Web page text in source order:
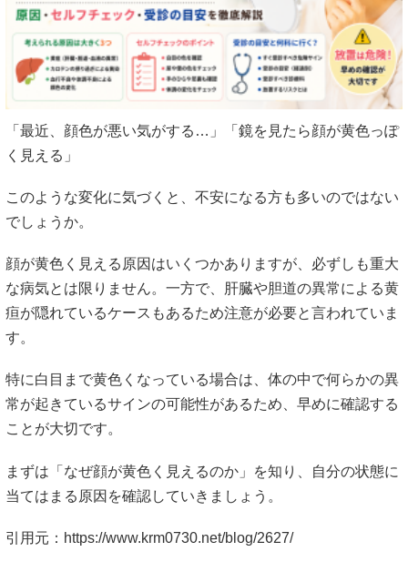
「最近、顔色が悪い気がする…」「鏡を見たら顔が黄色っぽ
く見える」
このような変化に気づくと、不安になる方も多いのではない
でしょうか。
顔が黄色く見える原因はいくつかありますが、必ずしも重大
な病気とは限りません。一方で、肝臓や胆道の異常による黄
疸が隠れているケースもあるため注意が必要と言われていま
す。
特に白目まで黄色くなっている場合は、体の中で何らかの異
常が起きているサインの可能性があるため、早めに確認する
ことが大切です。
まずは「なぜ顔が黄色く見えるのか」を知り、自分の状態に
当てはまる原因を確認していきましょう。
引用元： https://www.krm0730.net/blog/2627/